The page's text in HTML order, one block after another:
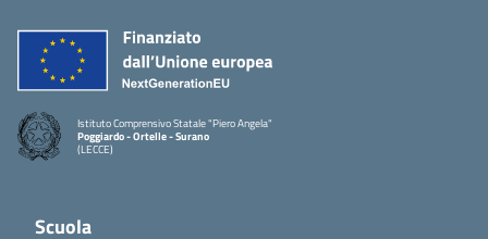
Istituto Comprensivo Statale "Piero Angela"
Poggiardo - Ortelle - Surano
(LECCE)
Scuola